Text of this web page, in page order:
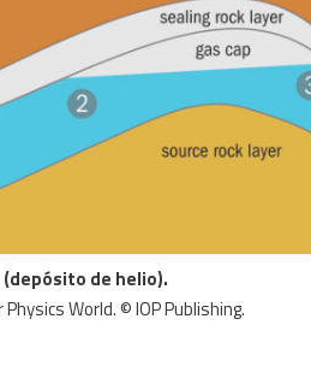
de helio).
World. © IOP Publishing.